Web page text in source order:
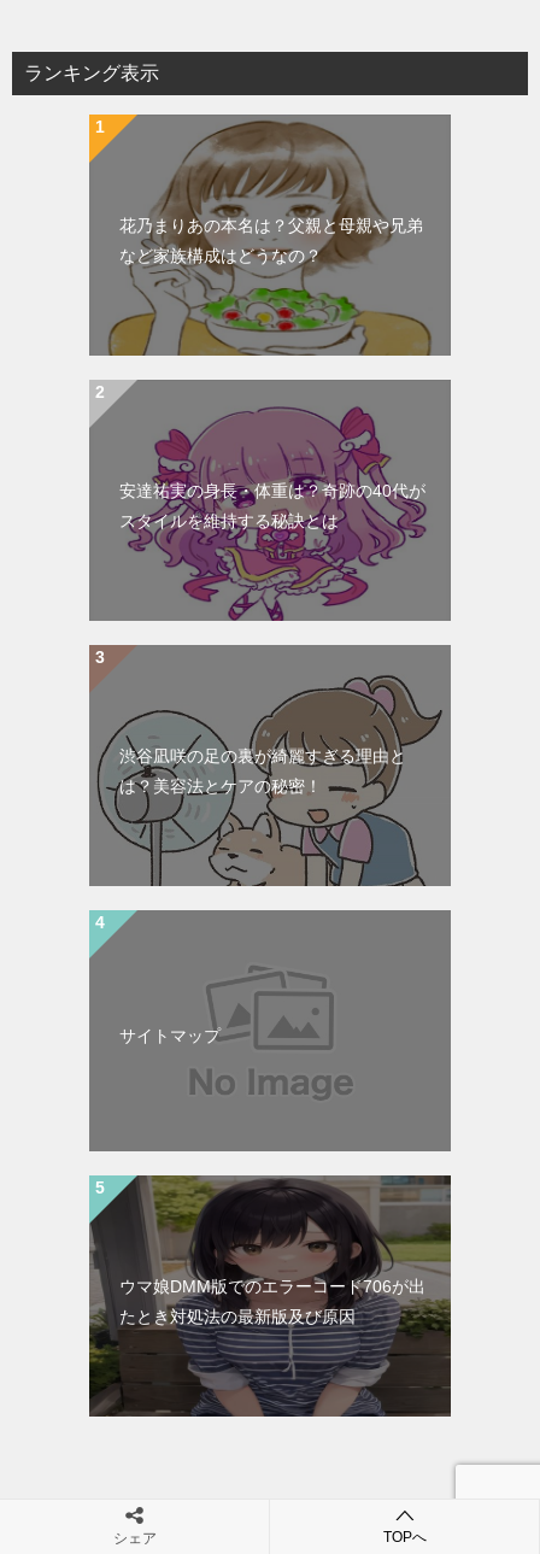
ビ
ゲ
ランキング表示
花乃まりあの本名は？父親と母親や兄弟
など家族構成はどうなの？
安達祐実の身長・体重は？奇跡の40代が
スタイルを維持する秘訣とは
渋谷凪咲の足の裏が綺麗すぎる理由と
は？美容法とケアの秘密！
サイトマップ
ウマ娘DMM版でのエラーコード706が出
たとき対処法の最新版及び原因
シェア TOPへ